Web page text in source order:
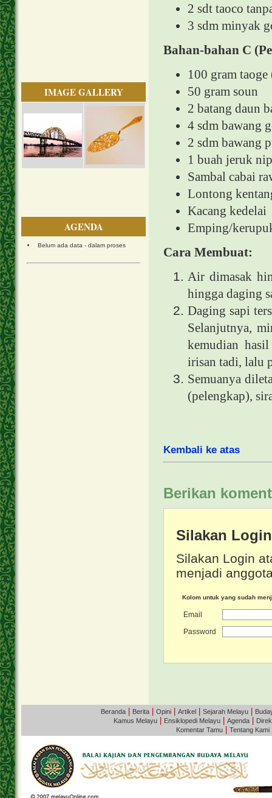
IMAGE GALLERY
AGENDA
Belum ada data - dalam proses
2 sdt taoco
3 sdm minyak
Bahan-bahan C
100 gram
50 gram soun
2 batang daun
4 sdm bawang
2 sdm bawang
1 buah jeruk
Sambal cabai
Lontong
Kacang kedelai
Emping/
Cara Membuat:
Air dimasak
hingga daging
Daging sapi
Selanjutnya,
kemudian
irisan tadi, lalu
Semuanya
(pelengkap),
Kembali ke atas
Berikan
Silakan
Silakan Login
menjadi
Kolom untuk yang sudah
Email
Password
Beranda Berita Opini Artikel Sejarah Melayu
Kamus Melayu
Ensiklopedi Melayu Agenda
Komentar Tamu
Tentang Kami